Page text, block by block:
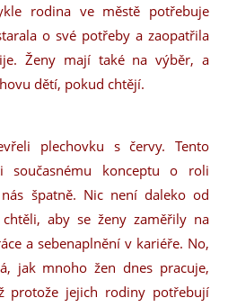
rodina ve městě potřebuje
o své potřeby a zaopatřila
Ženy mají také na výběr, a
dětí, pokud chtějí.
plechovku s červy. Tento
současnému konceptu o roli
špatně. Nic není daleko od
aby se ženy zaměřily na
a sebenaplnění v kariéře. No,
jak mnoho žen dnes pracuje,
protože jejich rodiny potřebují